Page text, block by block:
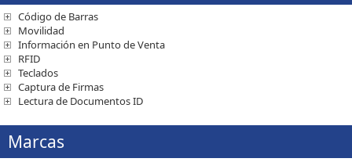
Código de Barras
Movilidad
Información en Punto de Venta
RFID
Teclados
Captura de Firmas
Lectura de Documentos ID
Marcas